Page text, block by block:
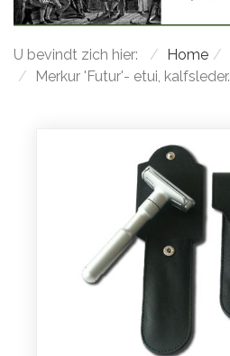
U bevindt zich hier: Home
Merkur 'Futur'- etui, kalfsleder.